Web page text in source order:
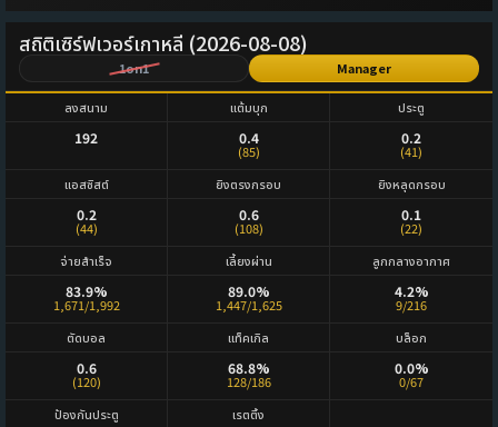
สถิติเซิร์ฟเวอร์เกาหลี (2026-08-08)
1on1 Manager
ลงสนาม
192
แต้มบุก
0.4
(85)
ประตู
0.2
(41)
แอสซิสต์
0.2
(44)
ยิงตรงกรอบ
0.6
(108)
ยิงหลุดกรอบ
0.1
(22)
จ่ายสำเร็จ
83.9%
1,671/1,992
เลี้ยงผ่าน
89.0%
1,447/1,625
ลูกกลางอากาศ
4.2%
9/216
ตัดบอล
0.6
(120)
แท็คเกิล
68.8%
128/186
บล็อก
0.0%
0/67
ป้องกันประตู
เรตติ้ง